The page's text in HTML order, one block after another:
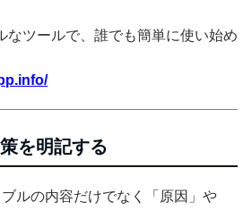
なツールで、誰でも簡単に使い始め
を明記する
ルの内容だけでなく「原因」や